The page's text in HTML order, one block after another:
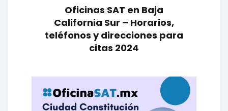
Oficinas SAT en Baja
California Sur – Horarios,
teléfonos y direcciones para
citas 2024